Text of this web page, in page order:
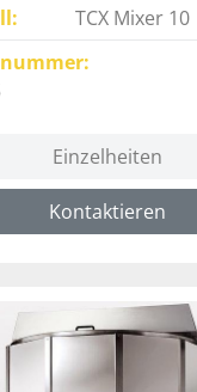
TCX Mixer 10
Einzelheiten
Kontaktieren